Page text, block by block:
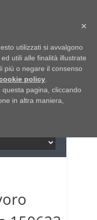
×
utilizzati si avvalgono
utili alle finalità illustrate
più o negare il consenso
policy
pagina, cliccando
in altra maniera,